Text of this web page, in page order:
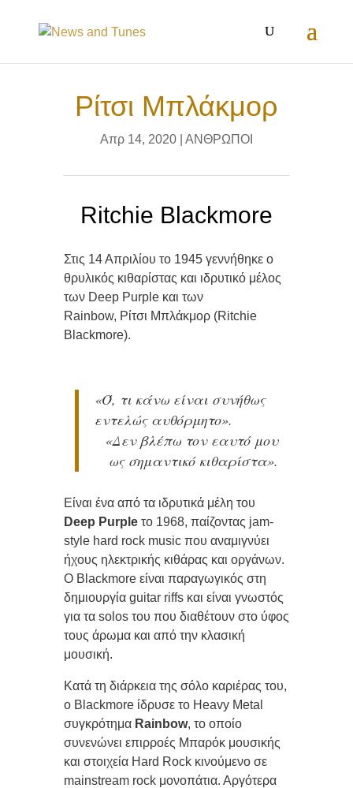
Ρίτσι Μπλάκμορ
Απρ 14, 2020| ΑΝΘΡΩΠΟΙ
Ritchie Blackmore
Στις 14 Απριλίου το 1945 γεννήθηκε o
θρυλικός κιθαρίστας και ιδρυτικό μέλος
των Deep Purple και των
Rainbow, Ρίτσι Μπλάκμορ (Ritchie
Blackmore).
«Ό, τι κάνω είναι συνήθως
εντελώς αυθόρμητο».
«Δεν βλέπω τον εαυτό μου
ως σημαντικό κιθαρίστα».
Είναι ένα από τα ιδρυτικά μέλη του
Deep Purpleτο 1968, παίζοντας jam-
style hard rock music που αναμιγνύει
ήχους ηλεκτρικής κιθάρας και οργάνων.
Ο Blackmore είναι παραγωγικός στη
δημιουργία guitar riffs και είναι γνωστός
για τα solos του που διαθέτουν στο ύφος
τους άρωμα και από την κλασική
μουσική.
Κατά τη διάρκεια της σόλο καριέρας του,
ο Blackmore ίδρυσε το Heavy Metal
συγκρότημα Rainbow, το οποίο
συνενώνει επιρροές Μπαρόκ μουσικής
και στοιχεία Hard Rock κινούμενο σε
mainstream rock μονοπάτια. Αργότερα